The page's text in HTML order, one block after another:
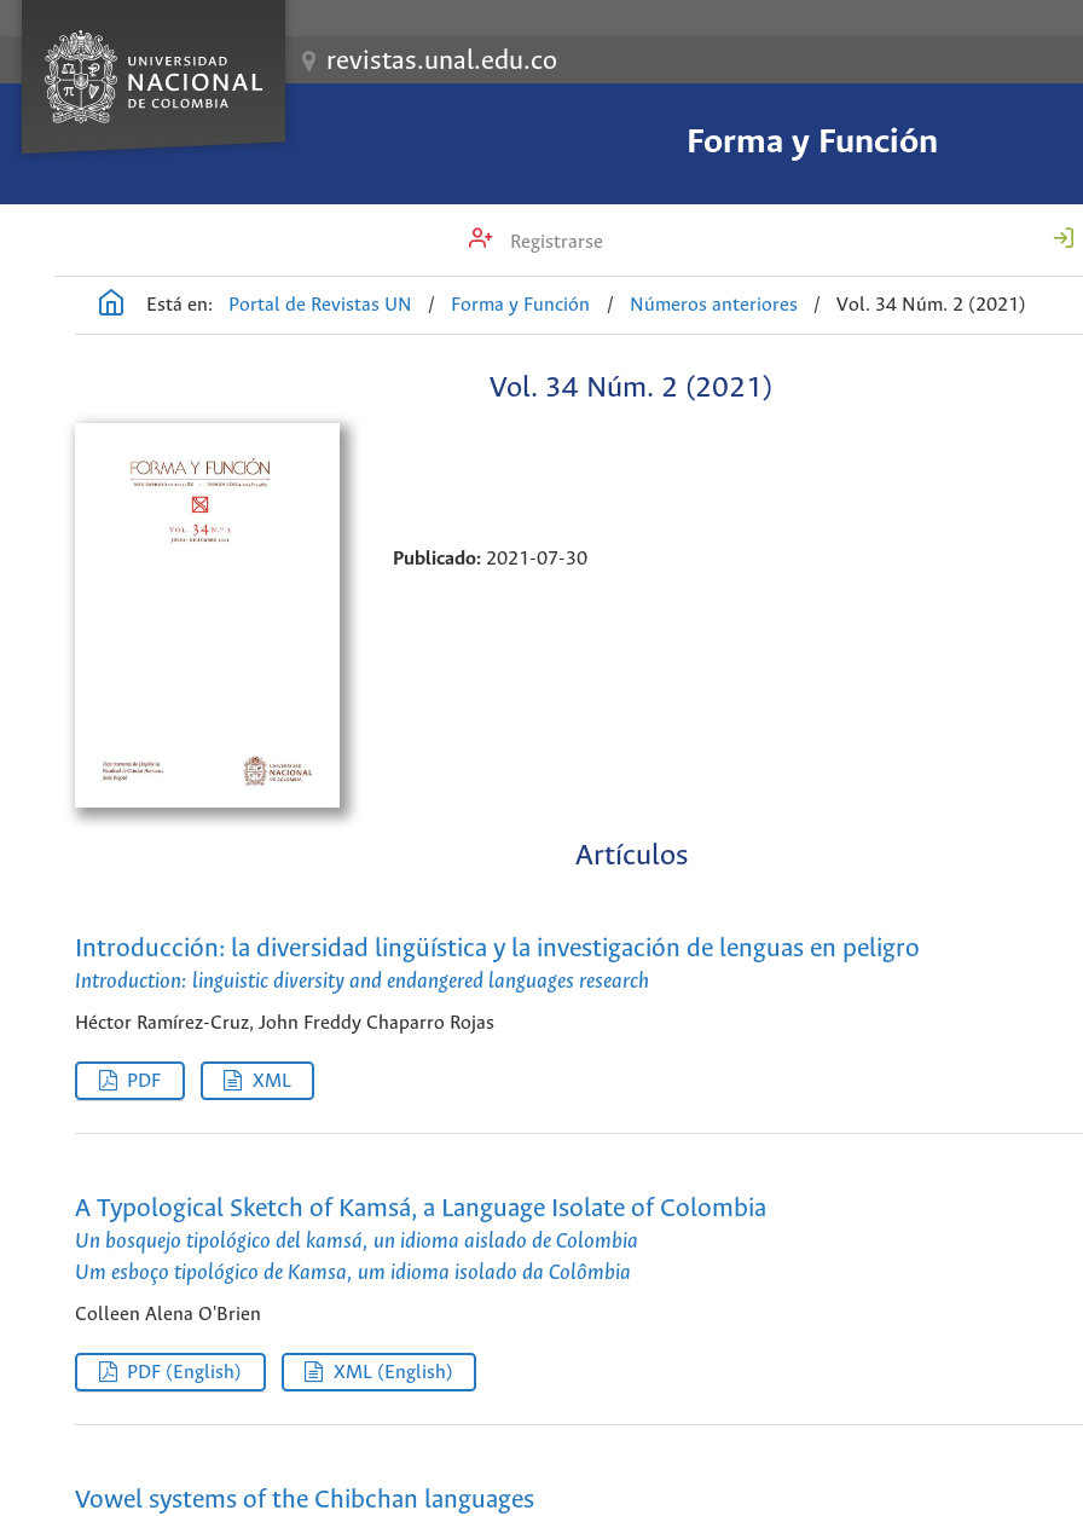
revistas.unal.edu.co
Forma y Función
Registrarse
Está en: Portal de Revistas UN / Forma y Función / Números anteriores / Vol. 34 Núm. 2 (2021)
Vol. 34 Núm. 2 (2021)
Publicado: 2021-07-30
Artículos
Introducción: la diversidad lingüística y la investigación de lenguas en peligro
Introduction: linguistic diversity and endangered languages research
Héctor Ramírez-Cruz, John Freddy Chaparro Rojas
PDF XML
A Typological Sketch of Kamsá, a Language Isolate of Colombia
Un bosquejo tipológico del kamsá, un idioma aislado de Colombia
Um esboço tipológico de Kamsa, um idioma isolado da Colômbia
Colleen Alena O'Brien
PDF (English) XML (English)
Vowel systems of the Chibchan languages